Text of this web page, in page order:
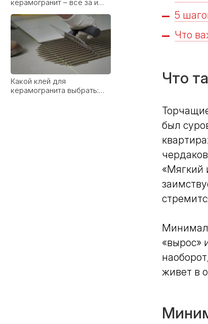
5
Что
Что
был
«Мягкий
«вырос»
живет в
керамогранита выбрать:
советы мастера
От классики до лофта:
какие стили дружат с